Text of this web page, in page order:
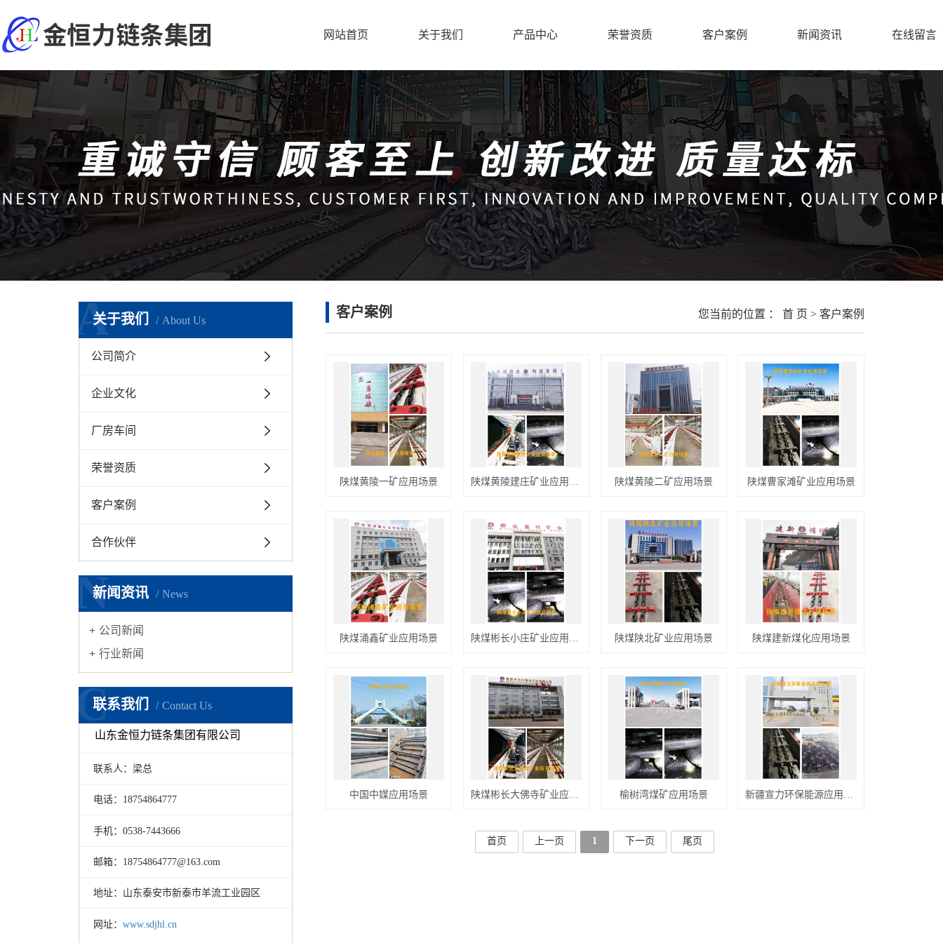
网站首页 关于我们
公司简介
企业文化
厂房车间
产品中心
矿用链条
中部槽
矿车链
扁平环
船用链条
拐弯皮带机
弧齿环
紧凑链
链接环
抛干机
起重链条
锁型接链环
提升机链条
自动隔爆装置
荣誉资质 客户案例 新闻资讯
公司新闻
行业新闻
在线留言
关于我们 About Us
A
公司简介
企业文化
厂房车间
荣誉资质
客户案例
合作伙伴
新闻资讯 News
N
公司新闻
行业新闻
联系我们 Contact Us
C
山东金恒力链条集团有限公司
联系人：梁总
电话：18754864777
手机：0538-7443666
邮箱：18754864777@163.com
地址：山东泰安市新泰市羊流工业园区
网址： www.sdjhl.cn
客户案例 您当前的位置 ： 首 页 > 客户案例
陕煤黄陵一矿应用场景 陕煤黄陵建庄矿业应用场景 陕煤黄陵二矿应用场景 陕煤曹家滩矿业应用场景
陕煤涌鑫矿业应用场景 陕煤彬长小庄矿业应用场景 陕煤陕北矿业应用场景 陕煤建新煤化应用场景
中国中媒应用场景 陕煤彬长大佛寺矿业应用场景 榆树湾煤矿应用场景 新疆宣力环保能源应用场景
首页 上一页 1 下一页 尾页